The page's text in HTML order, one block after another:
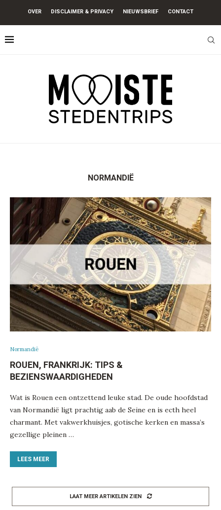
OVER DISCLAIMER & PRIVACY NIEUWSBRIEF CONTACT
NORMANDIË
Normandië
ROUEN, FRANKRIJK: TIPS &
BEZIENSWAARDIGHEDEN
Wat is Rouen een ontzettend leuke stad. De oude hoofdstad
van Normandië ligt prachtig aab de Seine en is ecth heel
charmant. Met vakwerkhuisjes, gotische kerken en massa’s
gezellige pleinen …
LEES MEER
LAAT MEER ARTIKELEN ZIEN